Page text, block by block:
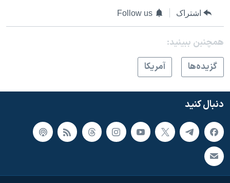
اشتراک Follow us
همچنبن ببینید:
گزيده‌ها
آمريکا
دنبال کنید